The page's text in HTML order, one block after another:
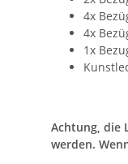
4x
4x
1x
Achtung, die
werden.